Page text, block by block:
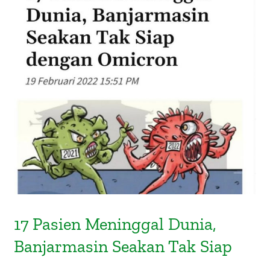
17 Pasien Meninggal Dunia,
Banjarmasin Seakan Tak Siap
dengan Omicron (Radar
Banjarmasin, 19 Februari 2022)
17 Pasien Meninggal Dunia,
Banjarmasin Seakan Tak Siap